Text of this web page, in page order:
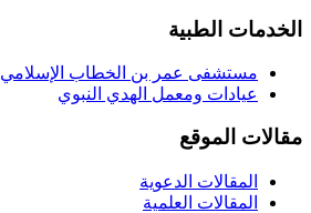
الخدمات الطبية
مستشفى عمر بن الخطاب الإسلامي
عيادات ومعمل الهدي النبوي
مقالات الموقع
المقالات الدعوية
المقالات العلمية